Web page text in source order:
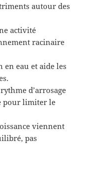
autour des
activité
racinaire
en eau et aide les
d’arrosage
pour limiter le
viennent
pas